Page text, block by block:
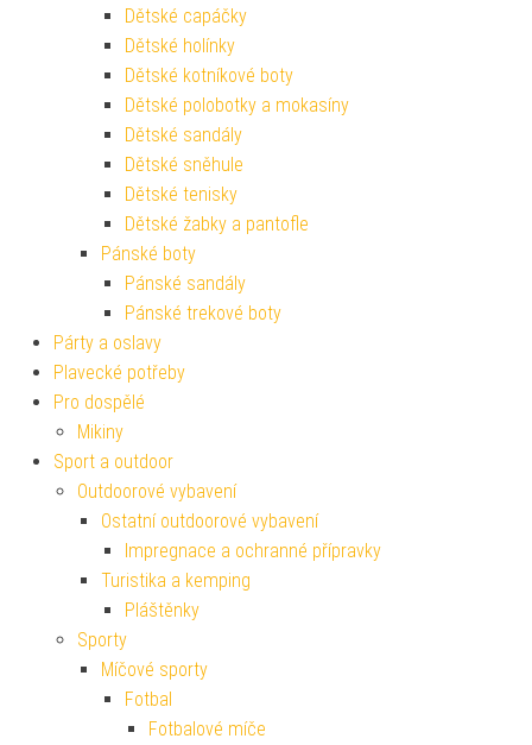
Dětské capáčky
Dětské holínky
Dětské kotníkové boty
Dětské polobotky a mokasíny
Dětské sandály
Dětské sněhule
Dětské tenisky
Dětské žabky a pantofle
Pánské boty
Pánské sandály
Pánské trekové boty
Párty a oslavy
Plavecké potřeby
Pro dospělé
Mikiny
Sport a outdoor
Outdoorové vybavení
Ostatní outdoorové vybavení
Impregnace a ochranné přípravky
Turistika a kemping
Pláštěnky
Sporty
Míčové sporty
Fotbal
Fotbalové míče